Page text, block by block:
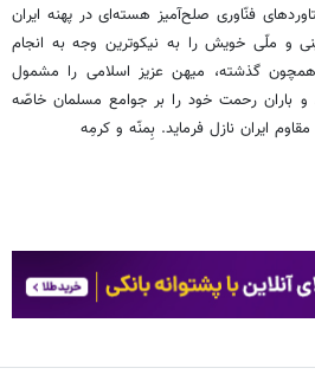
فنّاوری صلح‌آمیز هسته‌ای در پهنه ایران
و ملّی خویش را به نیکوترین وجه به انجام
همچون گذشته، میهن عزیز اسلامی را مشمول
و باران رحمت خود را بر جوامع مسلمان خاصّه
ایران نازل فرماید. بِمنّه و کرمِه